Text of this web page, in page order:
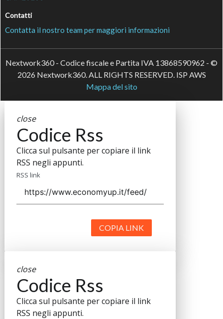
Contatti
Contatta il nostro team per maggiori informazioni
Nextwork360 - Codice fiscale e Partita IVA 13868590962 - ©
2026 Nextwork360. ALL RIGHTS RESERVED. ISP AWS
Mappa del sito
close
Codice Rss
Clicca sul pulsante per copiare il link
RSS negli appunti.
RSS link
COPIA LINK
close
Codice Rss
Clicca sul pulsante per copiare il link
RSS negli appunti.